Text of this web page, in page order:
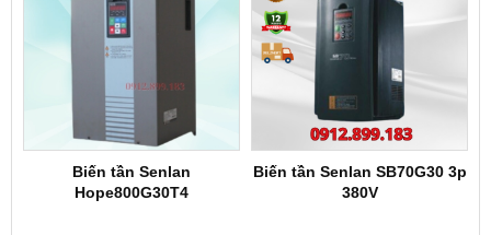
Biến tần Senlan
Hope800G30T4
Biến tần Senlan SB70G30 3p
380V